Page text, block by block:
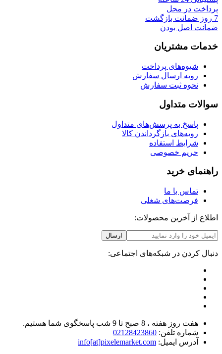
پرداخت در محل
7 روز ضمانت بازگشت
ضمانت اصل بودن
خدمات مشتریان
شیوه‌های پرداخت
رویه ارسال سفارش
نحوه ثبت سفارش
سوالات متداول
پاسخ به پرسش‌های متداول
رویه‌های بازگرداندن کالا
شرایط استفاده
حریم خصوصی
راهنمای خرید
تماس با ما
فرصت‌های شغلی
اطلاع از آخرین محصولات:
ارسال
دنبال کردن در شبکه‌های اجتماعی:
هفت روز هفته ، 8 صبح تا 9 شب پاسخگوی شما هستیم.
شماره تلفن: 02128423860
آدرس ایمیل: info[at]pixelemarket.com